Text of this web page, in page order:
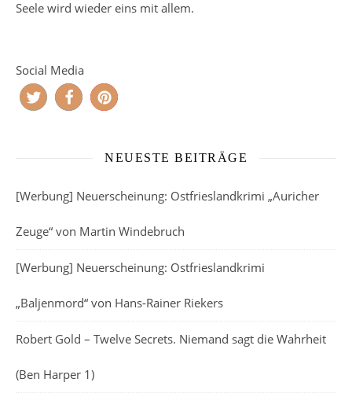
Seele wird wieder eins mit allem.
Social Media
NEUESTE BEITRÄGE
[Werbung] Neuerscheinung: Ostfrieslandkrimi „Auricher
Zeuge“ von Martin Windebruch
[Werbung] Neuerscheinung: Ostfrieslandkrimi
„Baljenmord“ von Hans-Rainer Riekers
Robert Gold – Twelve Secrets. Niemand sagt die Wahrheit
(Ben Harper 1)